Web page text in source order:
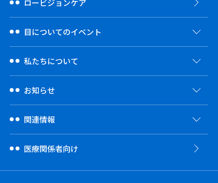
目についてのイベント
私たちについて
お知らせ
関連情報
医療関係者向け